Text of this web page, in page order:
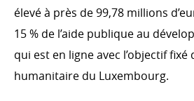
Évaluation
élevé à près de 99,78 millions
15 % de l’aide publique au
qui est en ligne avec l’objectif
humanitaire du Luxembourg.